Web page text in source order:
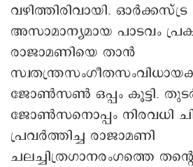
വഴിത്തിരിവായി.
അസാമാന്യമായ പാടവം
രാജാമണിയെ താന്‍
ജോണ്‍സണ്‍ ഒപ്പം കൂട്ടി.
ജോണ്‍സനൊപ്പം നിരവധി
പ്രവര്‍ത്തിച്ച രാജാമണി
ചലച്ചിത്രഗാനരംഗത്തെ